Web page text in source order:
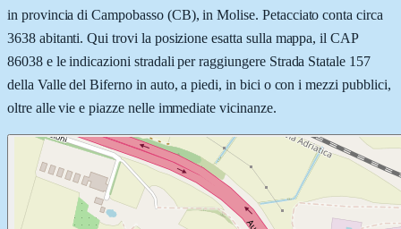
in provincia di Campobasso (CB), in Molise. Petacciato conta circa
3638 abitanti. Qui trovi la posizione esatta sulla mappa, il CAP
86038 e le indicazioni stradali per raggiungere Strada Statale 157
della Valle del Biferno in auto, a piedi, in bici o con i mezzi pubblici,
oltre alle vie e piazze nelle immediate vicinanze.